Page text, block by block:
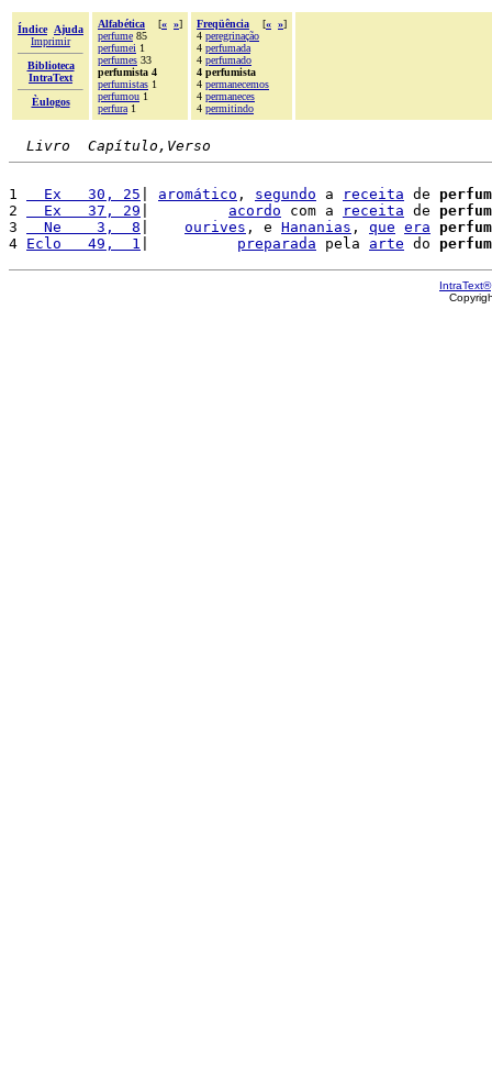
Índice
Ajuda
Imprimir
Biblioteca
IntraText
Èulogos
Alfabética [« »]
perfume 85
perfumei 1
perfumes 33
perfumista 4
perfumistas 1
perfumou 1
perfura 1
Freqüência [« »]
4 peregrinação
4 perfumada
4 perfumado
4 perfumista
4 permanecemos
4 permaneces
4 permitindo
Livro  Capítulo,Verso
1
  Ex   30, 25
aromático , segundo a receita de
2
  Ex   37, 29
acordo com a receita de
3
  Ne    3,  8
ourives , e Hananias , que era
4 Eclo   49,  1 preparada pela arte do
IntraText®